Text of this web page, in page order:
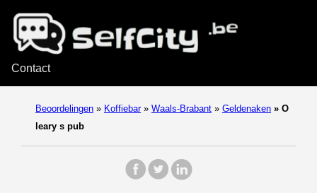
Contact
Beoordelingen » Koffiebar » Waals-Brabant » Geldenaken » O
leary s pub